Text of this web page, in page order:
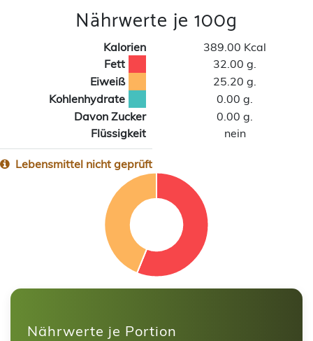
Nährwerte je 100g
Kalorien
389.00 Kcal
Fett
32.00 g.
Eiweiß
25.20 g.
Kohlenhydrate
0.00 g.
Davon Zucker
0.00 g.
Flüssigkeit
nein
Lebensmittel nicht geprüft
Nährwerte je Portion